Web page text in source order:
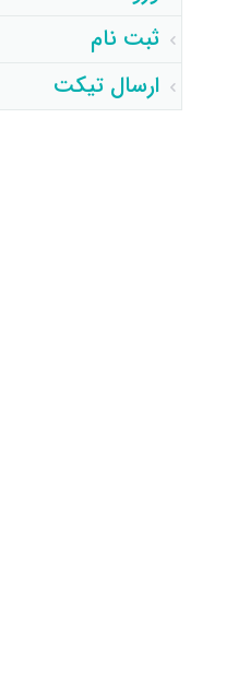
ثبت نام
ارسال تیکت